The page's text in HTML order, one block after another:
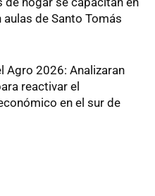
de Santo Tomás
Agro 2026: Analizaran
reactivar el
en el sur de